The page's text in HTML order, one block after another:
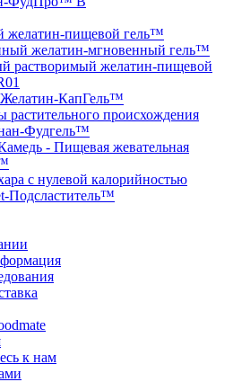
желатин-пищевой гель™
желатин-мгновенный гель™
растворимый желатин-пищевой
КапГель™
растительного происхождения
Фудгель™
- Пищевая жевательная
с нулевой калорийностью
Подсластитель™
к нам